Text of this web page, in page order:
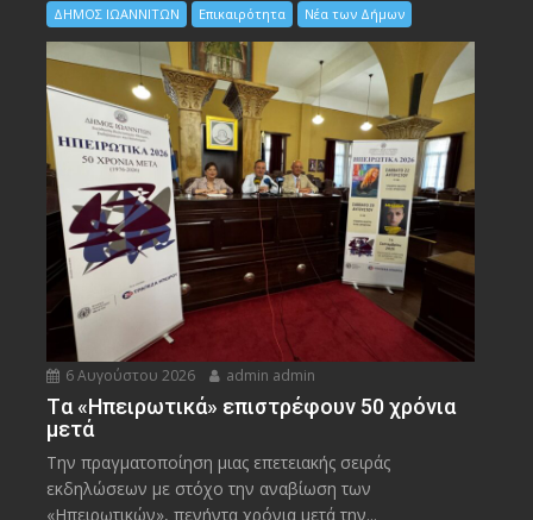
ΔΗΜΟΣ ΙΩΑΝΝΙΤΩΝ Επικαιρότητα Νέα των Δήμων
6 Αυγούστου 2026 admin admin
Tα «Ηπειρωτικά» επιστρέφουν 50 χρόνια
μετά
Την πραγματοποίηση μιας επετειακής σειράς
εκδηλώσεων με στόχο την αναβίωση των
«Ηπειρωτικών», πενήντα χρόνια μετά την...